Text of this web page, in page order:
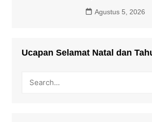
Agustus 5, 2026
Ucapan Selamat Natal dan